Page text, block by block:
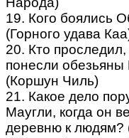
19. Кого боялись
(Горного удава
20. Кто проследил,
понесли обезьяны
(Коршун Чиль)
21. Какое дело
Маугли, когда он
деревню к людям?